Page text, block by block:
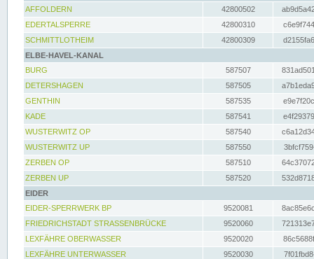
AFFOLDERN
42800502
EDERTALSPERRE
42800310
SCHMITTLOTHEIM
42800309
ELBE-HAVEL-KANAL
BURG
587507
DETERSHAGEN
587505
GENTHIN
587535
KADE
587541
WUSTERWITZ OP
587540
WUSTERWITZ UP
587550
ZERBEN OP
587510
ZERBEN UP
587520
EIDER
EIDER-SPERRWERK BP
9520081
FRIEDRICHSTADT STRASSENBRÜCKE
9520060
LEXFÄHRE OBERWASSER
9520020
LEXFÄHRE UNTERWASSER
9520030